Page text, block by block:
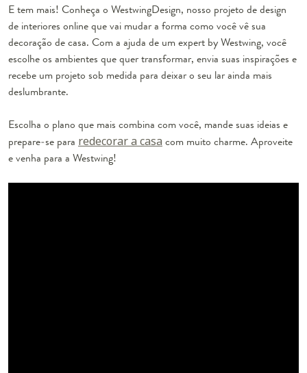
E tem mais! Conheça o WestwingDesign, nosso projeto de design
de interiores online que vai mudar a forma como você vê sua
decoração de casa. Com a ajuda de um expert by Westwing, você
escolhe os ambientes que quer transformar, envia suas inspirações e
recebe um projeto sob medida para deixar o seu lar ainda mais
deslumbrante.
Escolha o plano que mais combina com você, mande suas ideias e
prepare-se para redecorar a casa com muito charme. Aproveite
e venha para a Westwing!